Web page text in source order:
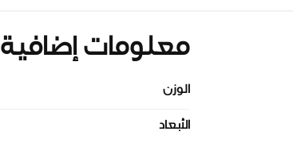
معلومات إضافية
الوزن
الأبعاد